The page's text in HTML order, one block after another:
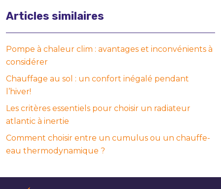
Articles similaires
Pompe à chaleur clim : avantages et inconvénients à
considérer
Chauffage au sol : un confort inégalé pendant
l’hiver!
Les critères essentiels pour choisir un radiateur
atlantic à inertie
Comment choisir entre un cumulus ou un chauffe-
eau thermodynamique ?